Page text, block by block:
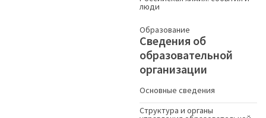
люди
Образование
Сведения об
образовательной
организации
Основные сведения
Структура и органы